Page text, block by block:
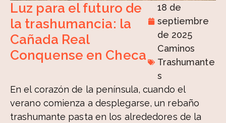
Luz para el futuro de
la trashumancia: la
Cañada Real
Conquense en Checa
18 de
septiembre
de 2025
Caminos
Trashumante
s
En el corazón de la península, cuando el
verano comienza a desplegarse, un rebaño
trashumante pasta en los alrededores de la